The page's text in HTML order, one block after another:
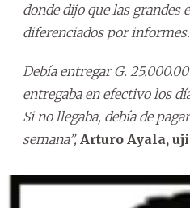
donde dijo que las grandes
diferenciados por informes.
Debía entregar G.
entregaba en efectivo los
Si no llegaba, debía de
semana”, Arturo Ayala,